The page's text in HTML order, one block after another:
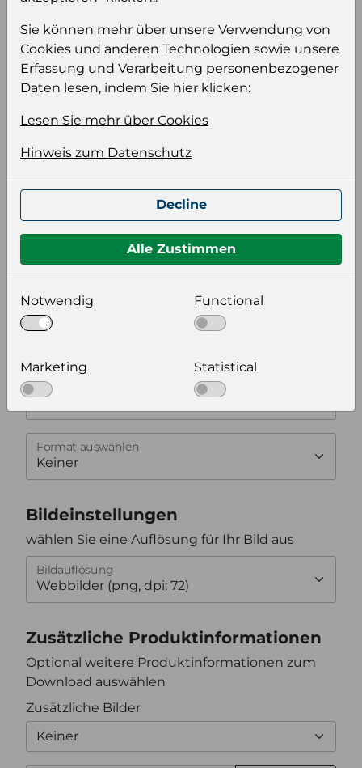
Einloggen um den Preis zu
sehen und/oder dieses Produkt zu kaufen.
Einloggen Anmeldung für B2B Konto
Produktinformation
Wählen Sie eine Sprache und ein Format für
Sprache
Format auswählen
Bildeinstellungen
wählen Sie eine Auflösung für Ihr Bild aus
Bildauflösung
Zusätzliche Produktinformationen
Optional weitere Produktinformationen zum
Download auswählen
Zusätzliche Bilder
Keiner
Sie können mehr über unsere Verwendung von
Cookies und anderen Technologien sowie unsere
Erfassung und Verarbeitung personenbezogener
Daten lesen, indem Sie hier klicken:
Lesen Sie mehr über Cookies
Hinweis zum Datenschutz
Decline
Alle Zustimmen
Notwendig Functional
Marketing Statistical